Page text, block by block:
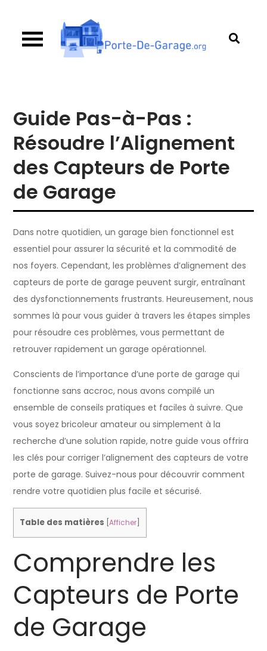
content
Guide Pas-à-Pas :
Résoudre l’Alignement
des Capteurs de Porte
de Garage
Dans notre quotidien, un garage bien fonctionnel est
essentiel pour assurer la sécurité et la commodité de
nos foyers. Cependant, les problèmes d’alignement des
capteurs de porte de garage peuvent surgir, entraînant
des dysfonctionnements frustrants. Heureusement, nous
sommes là pour vous guider à travers les étapes simples
pour résoudre ces problèmes, vous permettant de
retrouver rapidement un garage opérationnel.
Conscients de l’importance d’une porte de garage qui
fonctionne sans accroc, nous avons compilé un
ensemble de conseils pratiques et faciles à suivre. Que
vous soyez bricoleur amateur ou simplement à la
recherche d’une solution rapide, notre guide vous offrira
les clés pour corriger l’alignement des capteurs de votre
porte de garage. Suivez-nous pour découvrir comment
rendre votre quotidien plus facile et sécurisé.
Table des matières [Afficher
Comprendre les
Capteurs de Porte
de Garage